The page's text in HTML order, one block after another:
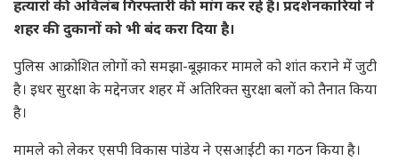
हत्यारों की अविलंब गिरफ्तारी की मांग कर रहे हैं। प्रदर्शनकारियों ने
शहर की दुकानों को भी बंद करा दिया है।
पुलिस आक्रोशित लोगों को समझा-बूझाकर मामले को शांत कराने में जुटी
है। इधर सुरक्षा के मद्देनजर शहर में अतिरिक्त सुरक्षा बलों को तैनात किया
है।
मामले को लेकर एसपी विकास पांडेय ने एसआईटी का गठन किया है।